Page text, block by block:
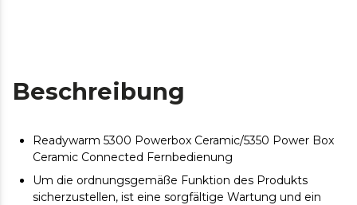
Beschreibung
Readywarm 5300 Powerbox Ceramic/5350 Power Box
Ceramic Connected Fernbedienung
Um die ordnungsgemäße Funktion des Produkts
sicherzustellen, ist eine sorgfältige Wartung und ein